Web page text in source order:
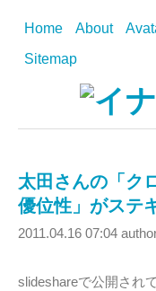
Home About
Sitemap
太田さんの「ク
優位性」がステ
2011.04.16 07:04
slideshareで公開され